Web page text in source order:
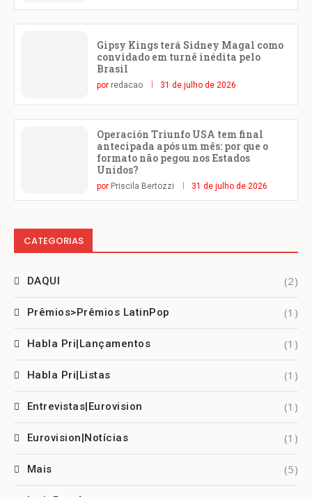
Gipsy Kings terá Sidney Magal como
convidado em turnê inédita pelo
Brasil
por redacao 31 de julho de 2026
Operación Triunfo USA tem final
antecipada após um mês: por que o
formato não pegou nos Estados
Unidos?
por Priscila Bertozzi 31 de julho de 2026
CATEGORIAS
DAQUI (2)
Prêmios>Prêmios LatinPop (1)
Habla Pri|Lançamentos (1)
Habla Pri|Listas (1)
Entrevistas|Eurovision (1)
Eurovision|Notícias (1)
Mais (5)